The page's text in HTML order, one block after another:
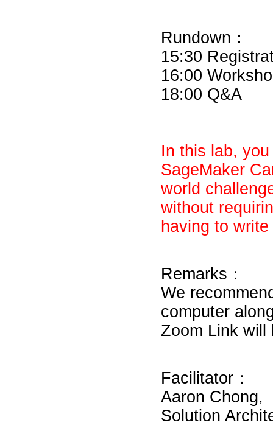
Rundown：
15:30
16:00
18:00 Q&A
In this lab,
SageMaker
world
without
having to
Remarks：
We
computer
Zoom Link will
Facilitator：
Aaron Chong,
Solution